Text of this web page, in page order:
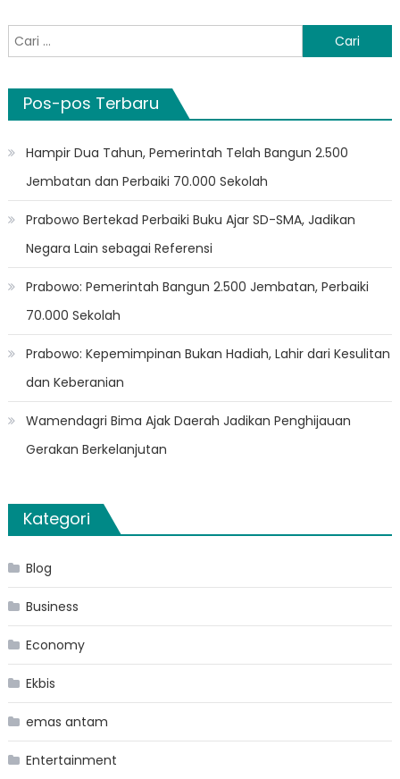
Cari
untuk:
Pos-pos Terbaru
Hampir Dua Tahun, Pemerintah Telah Bangun 2.500
Jembatan dan Perbaiki 70.000 Sekolah
Prabowo Bertekad Perbaiki Buku Ajar SD-SMA, Jadikan
Negara Lain sebagai Referensi
Prabowo: Pemerintah Bangun 2.500 Jembatan, Perbaiki
70.000 Sekolah
Prabowo: Kepemimpinan Bukan Hadiah, Lahir dari Kesulitan
dan Keberanian
Wamendagri Bima Ajak Daerah Jadikan Penghijauan
Gerakan Berkelanjutan
Kategori
Blog
Business
Economy
Ekbis
emas antam
Entertainment